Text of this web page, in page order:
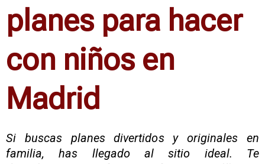
planes para hacer
con niños en
Madrid
Si buscas planes divertidos y originales en
familia, has llegado al sitio ideal. Te